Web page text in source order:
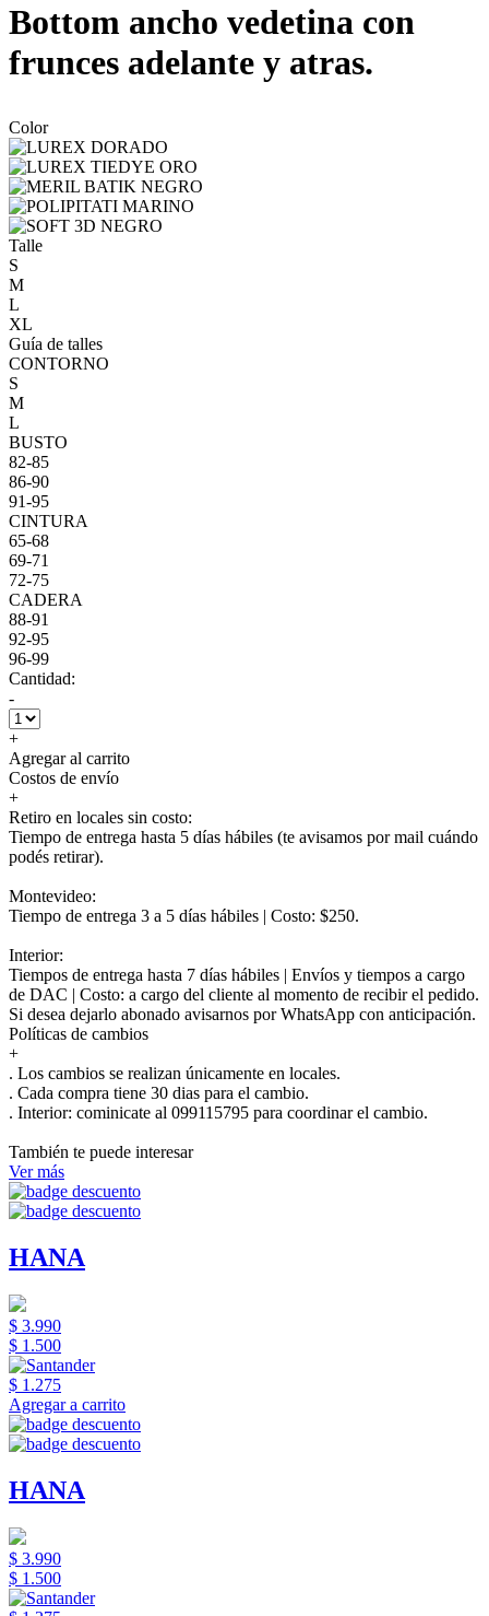
Bottom ancho vedetina con
frunces adelante y atras.
Color
Talle
S
M
L
XL
Guía de talles
CONTORNO
S
M
L
BUSTO
82-85
86-90
91-95
CINTURA
65-68
69-71
72-75
CADERA
88-91
92-95
96-99
Cantidad:
-
+
Agregar al carrito
Costos de envío
+
Retiro en locales sin costo:
Tiempo de entrega hasta 5 días hábiles (te avisamos por mail cuándo
podés retirar).
Montevideo:
Tiempo de entrega 3 a 5 días hábiles | Costo: $250.
Interior:
Tiempos de entrega hasta 7 días hábiles | Envíos y tiempos a cargo
de DAC | Costo: a cargo del cliente al momento de recibir el pedido.
Si desea dejarlo abonado avisarnos por WhatsApp con anticipación.
Políticas de cambios
+
. Los cambios se realizan únicamente en locales.
. Cada compra tiene 30 dias para el cambio.
. Interior: cominicate al 099115795 para coordinar el cambio.
También te puede interesar
Ver más
HANA
$ 3.990
$ 1.500
$ 1.275
Agregar a carrito
HANA
$ 3.990
$ 1.500